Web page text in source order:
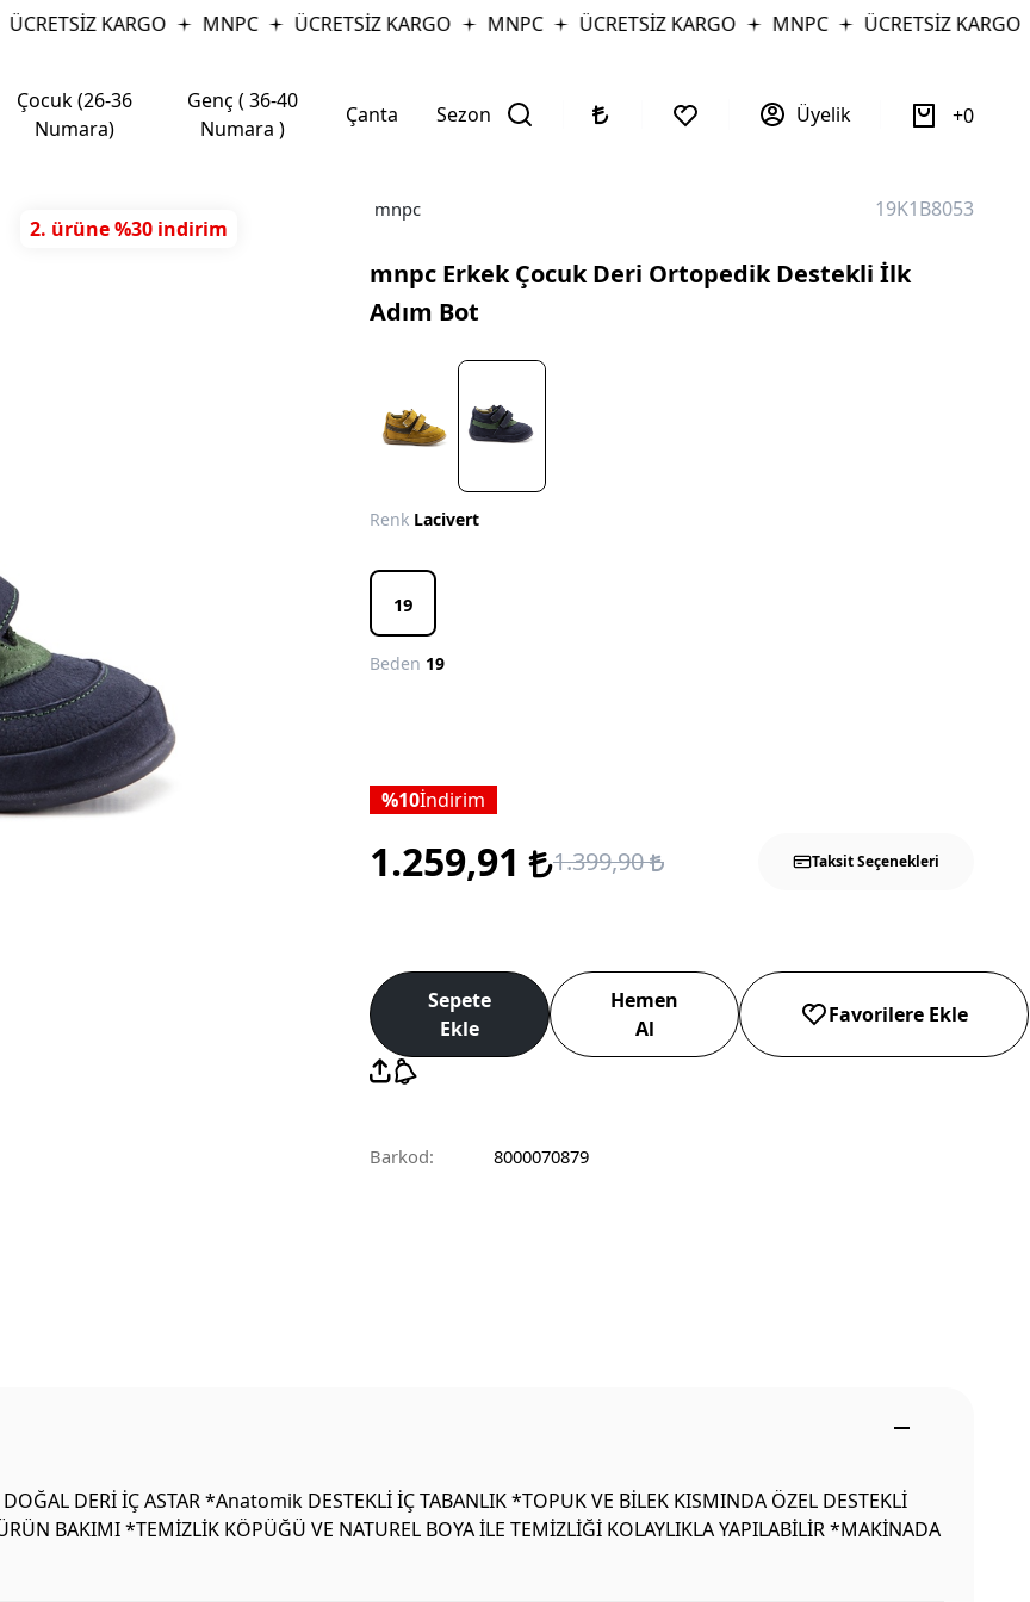
KARGO MNPC ÜCRETSİZ KARGO MNPC ÜCRETSİZ KARGO MNPC ÜCRETSİZ KARGO
Çocuk (26-36
Numara)
Genç ( 36-40
Numara )
Çanta Sezon Üyelik 0
2. ürüne %30 indirim
mnpc 19K1B8053
mnpc Erkek Çocuk Deri Ortopedik Destekli İlk
Adım Bot
Renk Lacivert
19
Beden 19
10İndirim
1.259,91 1.399,90 Taksit Seçenekleri
Sepete
Ekle
Hemen
Al
Favorilere Ekle
Barkod: 8000070879
DERİ İÇ ASTAR *Anatomik DESTEKLİ İÇ TABANLIK *TOPUK VE BİLEK KISMINDA ÖZEL DESTEKLİ
BAKIMI *TEMİZLİK KÖPÜĞÜ VE NATUREL BOYA İLE TEMİZLİĞİ KOLAYLIKLA YAPILABİLİR *MAKİNADA